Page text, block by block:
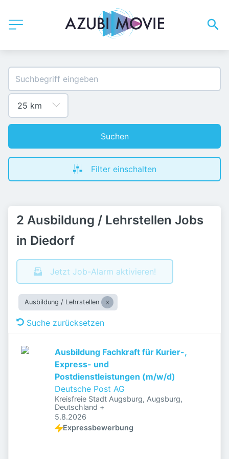
Suchen
Filter einschalten
2 Ausbildung / Lehrstellen Jobs
in Diedorf
Jetzt Job-Alarm aktivieren!
Ausbildung / Lehrstellen
Suche zurücksetzen
Ausbildung Fachkraft für Kurier-,
Express- und
Postdienstleistungen (m/w/d)
Deutsche Post AG
Kreisfreie Stadt Augsburg, Augsburg,
Deutschland +
Veröffentlicht
5.8.2026
Expressbewerbung